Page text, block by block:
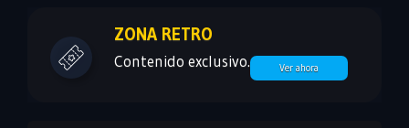
ZONA RETRO
Contenido exclusivo. Ver ahora